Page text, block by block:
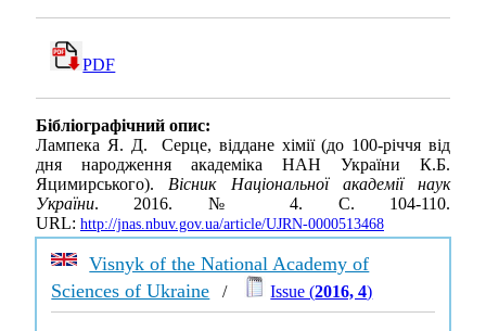
PDF
Бібліографічний опис:
Лампека Я. Д. Серце, віддане хімії (до 100-річчя від
дня народження академіка НАН України К.Б.
Яцимирського).Вісник Національної академії наук
України. 2016. № 4. С. 104-110.
URL: http://jnas.nbuv.gov.ua/article/UJRN-0000513468
Visnyk of the National Academy of
Sciences of Ukraine / Issue (2016, 4)